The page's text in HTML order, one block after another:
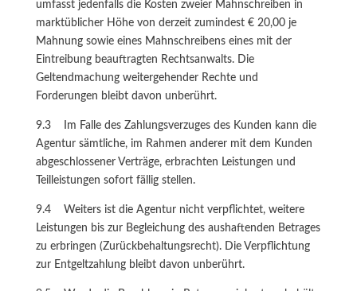
umfasst jedenfalls die Kosten zweier Mahnschreiben in
marktüblicher Höhe von derzeit zumindest € 20,00 je
Mahnung sowie eines Mahnschreibens eines mit der
Eintreibung beauftragten Rechtsanwalts. Die
Geltendmachung weitergehender Rechte und
Forderungen bleibt davon unberührt.
9.3 Im Falle des Zahlungsverzuges des Kunden kann die
Agentur sämtliche, im Rahmen anderer mit dem Kunden
abgeschlossener Verträge, erbrachten Leistungen und
Teilleistungen sofort fällig stellen.
9.4 Weiters ist die Agentur nicht verpflichtet, weitere
Leistungen bis zur Begleichung des aushaftenden Betrages
zu erbringen (Zurückbehaltungsrecht). Die Verpflichtung
zur Entgeltzahlung bleibt davon unberührt.